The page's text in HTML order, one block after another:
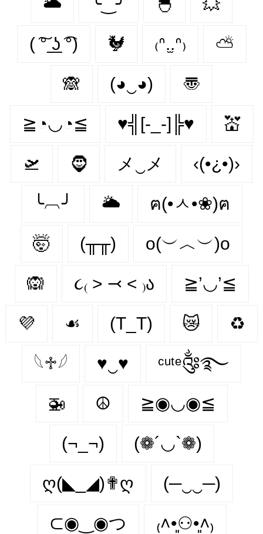
🌥 ╰‿╯ 🐣 💥
( ͠° ͟ʖ ͡°) 🐓 ₍ᐢ.̫.ᐢ₎ ⛅
🙈 (◕‿◕) 〠
≧◔◡◔≦ ♥╣[-_-]╠♥ 💒
🛫 🧔‍ メ‿メ ‹(•¿•)›
╰︹╯ 🌥️ ฅ(•ㅅ•❀)ฅ
🤯 (╥╥) o(︶︿︶)o
🙉 ૮₍ ˃ ⤙ ˂ ₎ა ≧’◡’≦
💜 ☙ (T_T) 😿 ♻
𓆩♱𓆪 ♥‿♥ ᶜᵘᵗᵉ༂࿐
🚁 ☮ ≧◉◡◉≦
(¬_¬) (❁´◡`❁)
ღ(◣_◢)✟ღ (─‿‿─)
⊂◉‿◉つ ₍˄•͈⚇•͈˄₎